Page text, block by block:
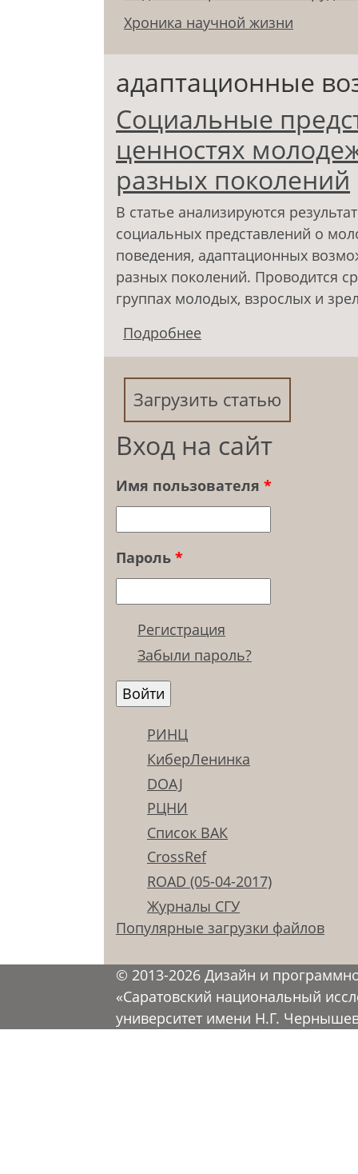
Хроника научной жизни
адаптационные
Социальные
ценностях
разных поколений
В статье анализируются
социальных представлений о
поведения, адаптационных
разных поколений. Проводится
группах молодых, взрослых и
Подробнее
представителей
Загрузить статью
Вход на сайт
Имя пользователя *
Пароль *
Регистрация
Забыли пароль?
РИНЦ
КиберЛенинка
DOAJ
РЦНИ
Список ВАК
CrossRef
ROAD (05-04-2017)
Журналы СГУ
Популярные загрузки файлов
© 2013-2026 Дизайн и
«Саратовский национальный
университет имени Н.Г.